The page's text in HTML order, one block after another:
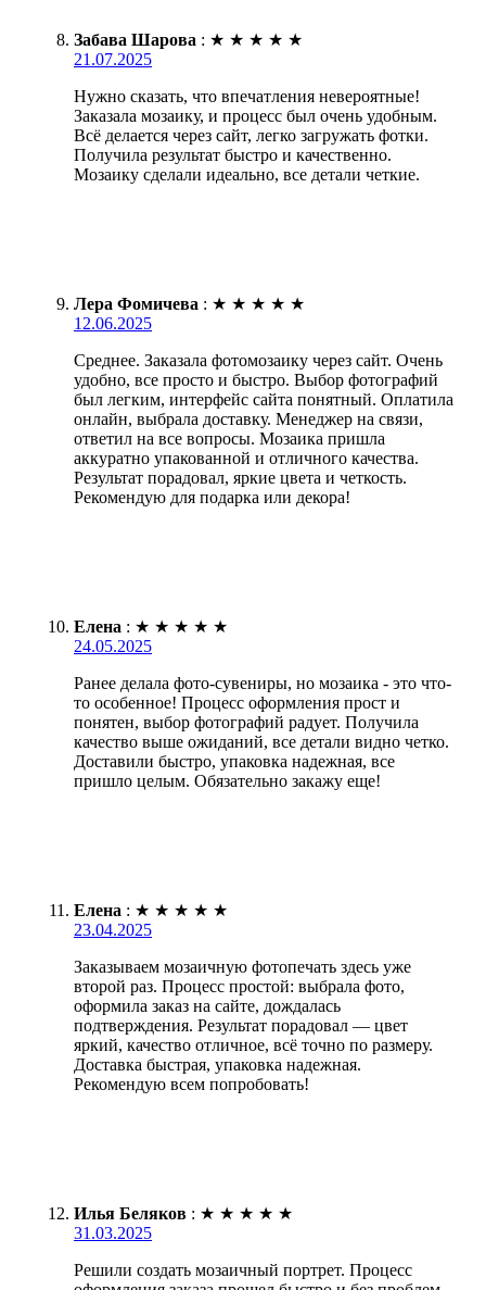
Забава Шарова : ★ ★ ★ ★ ★
21.07.2025
Нужно сказать, что впечатления невероятные!
Заказала мозаику, и процесс был очень удобным.
Всё делается через сайт, легко загружать фотки.
Получила результат быстро и качественно.
Мозаику сделали идеально, все детали четкие.
Лера Фомичева : ★ ★ ★ ★ ★
12.06.2025
Среднее. Заказала фотомозаику через сайт. Очень
удобно, все просто и быстро. Выбор фотографий
был легким, интерфейс сайта понятный. Оплатила
онлайн, выбрала доставку. Менеджер на связи,
ответил на все вопросы. Мозаика пришла
аккуратно упакованной и отличного качества.
Результат порадовал, яркие цвета и четкость.
Рекомендую для подарка или декора!
Елена : ★ ★ ★ ★ ★
24.05.2025
Ранее делала фото-сувениры, но мозаика - это что-
то особенное! Процесс оформления прост и
понятен, выбор фотографий радует. Получила
качество выше ожиданий, все детали видно четко.
Доставили быстро, упаковка надежная, все
пришло целым. Обязательно закажу еще!
Елена : ★ ★ ★ ★ ★
23.04.2025
Заказываем мозаичную фотопечать здесь уже
второй раз. Процесс простой: выбрала фото,
оформила заказ на сайте, дождалась
подтверждения. Результат порадовал — цвет
яркий, качество отличное, всё точно по размеру.
Доставка быстрая, упаковка надежная.
Рекомендую всем попробовать!
Илья Беляков : ★ ★ ★ ★ ★
31.03.2025
Решили создать мозаичный портрет. Процесс